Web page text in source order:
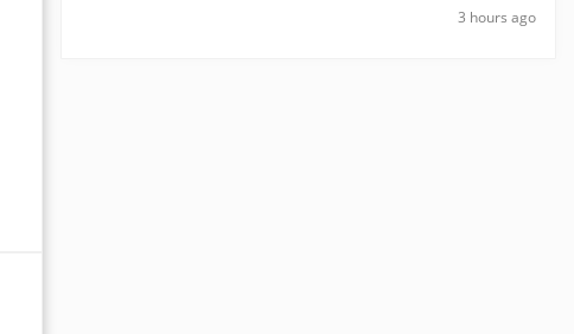
3 hours ago